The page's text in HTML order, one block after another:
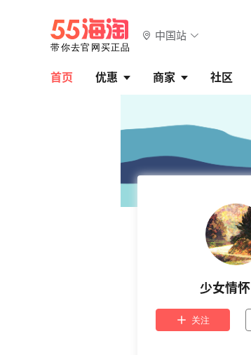
中国站
首页 优惠 商家 社区
少女情怀
关注